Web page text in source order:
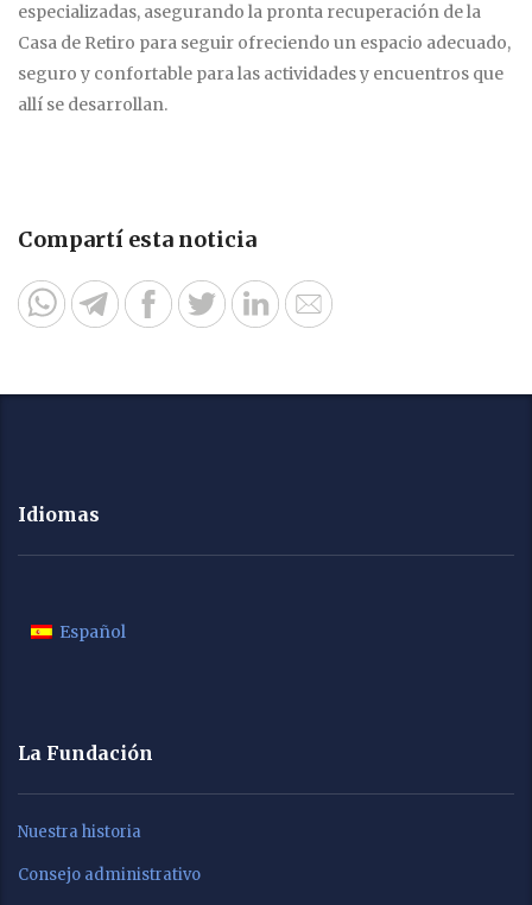
especializadas, asegurando la pronta recuperación de la
Casa de Retiro para seguir ofreciendo un espacio adecuado,
seguro y confortable para las actividades y encuentros que
allí se desarrollan.
Compartí esta noticia
Idiomas
Español
La Fundación
Nuestra historia
Consejo administrativo